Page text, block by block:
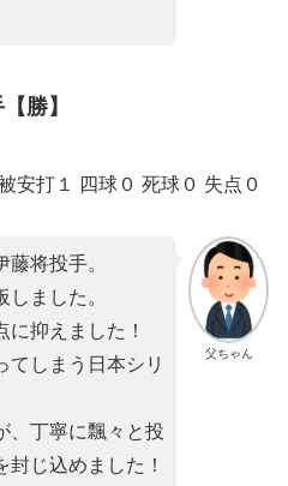
勝】
安打１ 四球０ 死球０ 失点０
父ちゃん
将投手。
ました。
に抑えました！
てしまう日本シリ
、丁寧に飄々と投
じ込めました！